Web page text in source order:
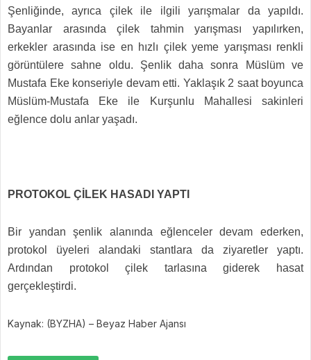
Şenliğinde, ayrıca çilek ile ilgili yarışmalar da yapıldı.
Bayanlar arasında çilek tahmin yarışması yapılırken,
erkekler arasında ise en hızlı çilek yeme yarışması renkli
görüntülere sahne oldu. Şenlik daha sonra Müslüm ve
Mustafa Eke konseriyle devam etti. Yaklaşık 2 saat boyunca
Müslüm-Mustafa Eke ile Kurşunlu Mahallesi sakinleri
eğlence dolu anlar yaşadı.
PROTOKOL ÇİLEK HASADI YAPTI
Bir yandan şenlik alanında eğlenceler devam ederken,
protokol üyeleri alandaki stantlara da ziyaretler yaptı.
Ardından protokol çilek tarlasına giderek hasat
gerçekleştirdi.
Kaynak: (BYZHA) – Beyaz Haber Ajansı